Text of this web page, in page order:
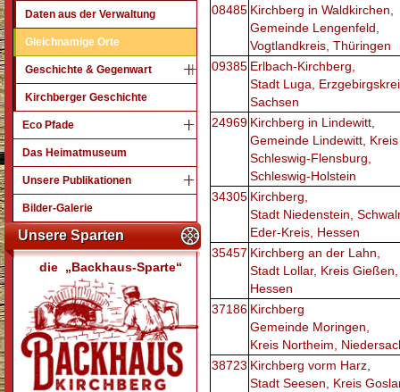
Daten aus der Verwaltung
Gleichnamige Orte
Geschichte & Gegenwart
Kirchberger Geschichte
Eco Pfade
Das Heimatmuseum
Unsere Publikationen
Bilder-Galerie
Unsere Sparten
die „Backhaus-Sparte“
08485 Kirchberg in Waldkirchen,
Gemeinde Lengenfeld,
Vogtlandkreis, Thüringen
09385 Erlbach-Kirchberg,
Stadt Luga,
Sachsen
24969 Kirchberg in Lindewitt,
Gemeinde Lindewitt, Kreis
Schleswig-Flensburg,
Schleswig-Holstein
34305 Kirchberg,
Stadt Niedenstein,
Eder-Kreis, Hessen
35457 Kirchberg an der Lahn,
Stadt Lollar, Kreis Gießen,
Hessen
37186 Kirchberg
Gemeinde Moringen,
Kreis Northeim,
38723 Kirchberg vorm Harz,
Stadt Seesen, Kreis